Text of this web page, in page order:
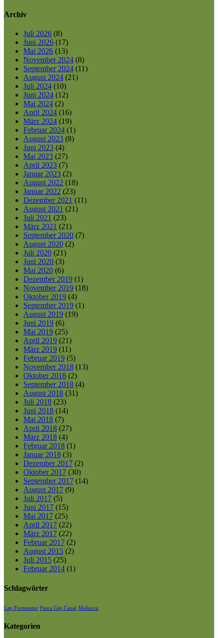
Archiv
Juli 2026 (8)
Juni 2026 (17)
Mai 2026 (13)
November 2024 (8)
September 2024 (11)
August 2024 (21)
Juli 2024 (10)
Juni 2024 (12)
Mai 2024 (2)
April 2024 (16)
März 2024 (19)
Februar 2024 (1)
August 2023 (8)
Juni 2023 (4)
Mai 2023 (27)
April 2023 (7)
Januar 2023 (2)
August 2022 (18)
Januar 2022 (23)
Dezember 2021 (11)
August 2021 (21)
Juli 2021 (23)
März 2021 (21)
September 2020 (7)
August 2020 (2)
Juli 2020 (21)
Juni 2020 (3)
Mai 2020 (6)
Dezember 2019 (1)
November 2019 (18)
Oktober 2019 (4)
September 2019 (1)
August 2019 (19)
Juni 2019 (6)
Mai 2019 (25)
April 2019 (21)
März 2019 (11)
Februar 2019 (5)
November 2018 (13)
Oktober 2018 (2)
September 2018 (4)
August 2018 (31)
Juli 2018 (23)
Juni 2018 (14)
Mai 2018 (7)
April 2018 (27)
März 2018 (4)
Februar 2018 (1)
Januar 2018 (3)
Dezember 2017 (2)
Oktober 2017 (30)
September 2017 (14)
August 2017 (9)
Juli 2017 (5)
Juni 2017 (15)
Mai 2017 (25)
April 2017 (22)
März 2017 (22)
Februar 2017 (2)
August 2015 (2)
Juli 2015 (25)
Februar 2014 (1)
Schlagwörter
Cap Formentor Finca Cap Canal Mallorca
Kategorien